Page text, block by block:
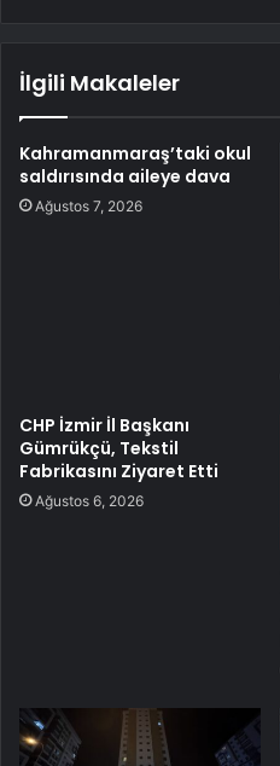
İlgili Makaleler
Kahramanmaraş’taki okul
saldırısında aileye dava
Ağustos 7, 2026
CHP İzmir İl Başkanı
Gümrükçü, Tekstil
Fabrikasını Ziyaret Etti
Ağustos 6, 2026